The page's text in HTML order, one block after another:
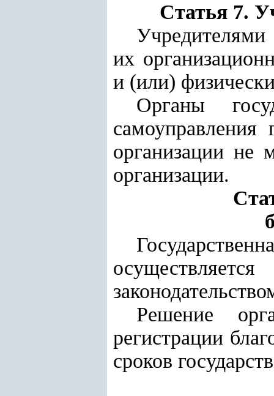
Статья 7.
Учредителями
их
и (или)
Органы
организации не
организации.
Решение
регистрации
сроков